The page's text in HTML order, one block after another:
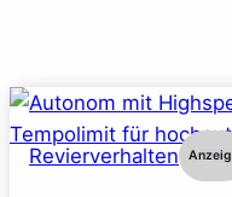
Revierverhalten